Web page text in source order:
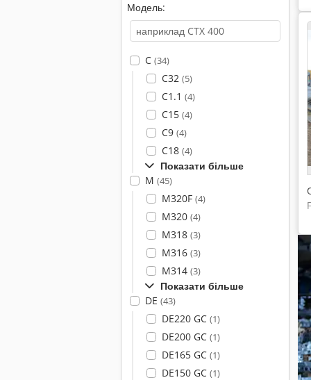
Модель:
C (34)
C32 (5)
C1.1 (4)
C15 (4)
C9 (4)
C18 (4)
Показати більше
M (45)
M320F (4)
M320 (4)
M318 (3)
M316 (3)
M314 (3)
Показати більше
DE (43)
DE220 GC (1)
DE200 GC (1)
DE165 GC (1)
DE150 GC (1)